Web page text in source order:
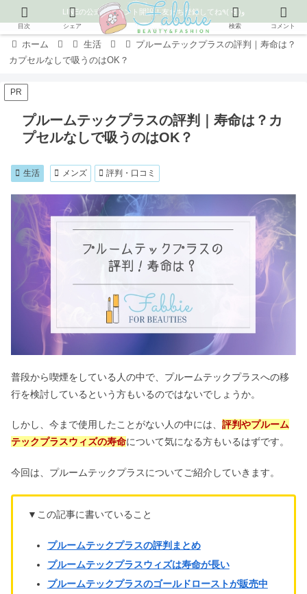
LINEの公式アカウント開設！友だち登録してね٩( ᐛ )و
ホーム 生活
プルームテックプラスの評判｜寿命は？
カプセルなしで吸うのはOK？
PR
プルームテックプラスの評判｜寿命は？カ
プセルなしで吸うのはOK？
生活 メンズ 評判・口コミ
普段から喫煙をしている人の中で、プルームテックプラスへの移
行を検討しているという方もいるのではないでしょうか。
しかし、今まで使用したことがない人の中には、 評判やプルーム
テックプラスウィズの寿命について気になる方もいるはずです。
今回は、プルームテックプラスについてご紹介していきます。
▼この記事に書いていること
プルームテックプラスの評判まとめ
プルームテックプラスウィズは寿命が長い
プルームテックプラスのゴールドローストが販売中
目次 シェア 検索 コメント